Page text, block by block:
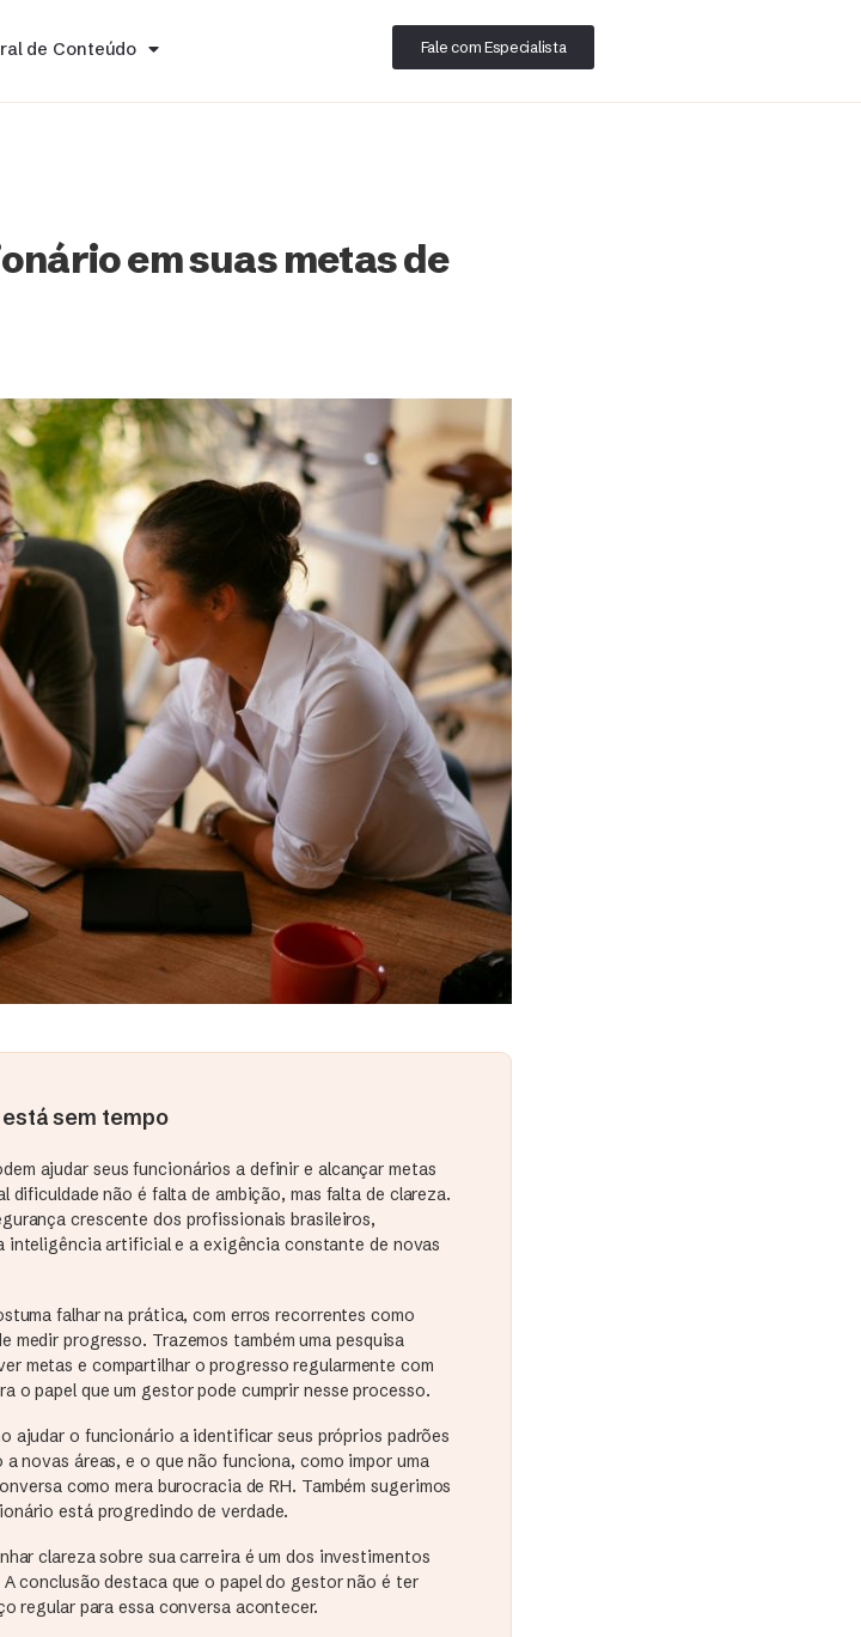
de Conteúdo Fale com Especialista
em suas metas de
sem tempo
ajudar seus funcionários a definir e alcançar metas
dificuldade não é falta de ambição, mas falta de clareza.
crescente dos profissionais brasileiros,
inteligência artificial e a exigência constante de novas
falhar na prática, com erros recorrentes como
progresso. Trazemos também uma pesquisa
metas e compartilhar o progresso regularmente com
o papel que um gestor pode cumprir nesse processo.
ajudar o funcionário a identificar seus próprios padrões
novas áreas, e o que não funciona, como impor uma
como mera burocracia de RH. Também sugerimos
está progredindo de verdade.
clareza sobre sua carreira é um dos investimentos
conclusão destaca que o papel do gestor não é ter
regular para essa conversa acontecer.